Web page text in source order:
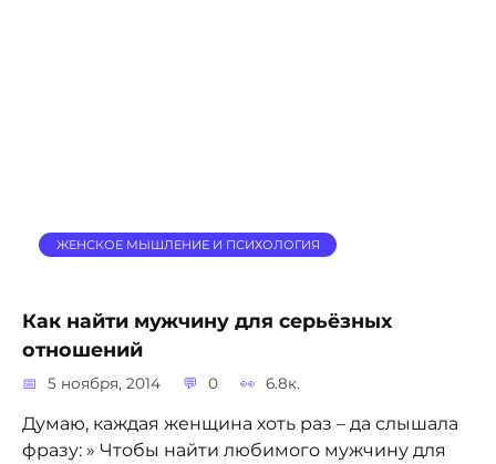
ЖЕНСКОЕ МЫШЛЕНИЕ И ПСИХОЛОГИЯ
Как найти мужчину для серьёзных
отношений
5 ноября, 2014 0 6.8к.
Думаю, каждая женщина хоть раз – да слышала
фразу: » Чтобы найти любимого мужчину для